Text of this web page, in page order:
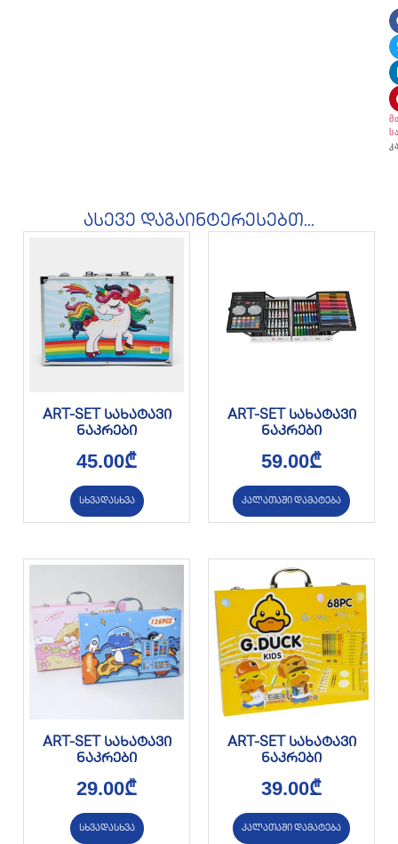
ასევე დაგაინტერესებთ...
ART-SET სახატავი
ნაკრები
45.00₾
სხვადასხვა
ART-SET სახატავი
ნაკრები
59.00₾
კალათაში დამატება
ART-SET სახატავი
ნაკრები
29.00₾
სხვადასხვა
ART-SET სახატავი
ნაკრები
39.00₾
კალათაში დამატება